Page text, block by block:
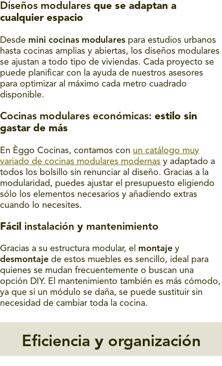
Diseños modulares que se adaptan a
cualquier espacio
Desde mini cocinas modulares para estudios urbanos
hasta cocinas amplias y abiertas, los diseños modulares
se ajustan a todo tipo de viviendas. Cada proyecto se
puede planificar con la ayuda de nuestros asesores
para optimizar al máximo cada metro cuadrado
disponible.
Cocinas modulares económicas: estilo sin
gastar de más
En Èggo Cocinas, contamos con un catálogo muy
variado de cocinas modulares modernas y adaptado a
todos los bolsillo sin renunciar al diseño. Gracias a la
modularidad, puedes ajustar el presupuesto eligiendo
sólo los elementos necesarios y añadiendo extras
cuando lo necesites.
Fácil instalación y mantenimiento
Gracias a su estructura modular, el montaje y
desmontaje de estos muebles es sencillo, ideal para
quienes se mudan frecuentemente o buscan una
opción DIY. El mantenimiento también es más cómodo,
ya que si un módulo se daña, se puede sustituir sin
necesidad de cambiar toda la cocina.
Eficiencia y organización